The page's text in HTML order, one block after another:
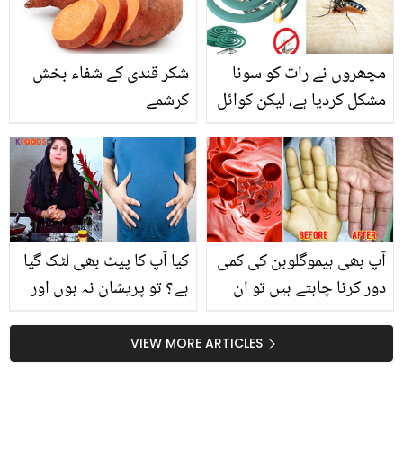
خدمت میں لگا ہے؟
ان کے بیٹے کو بُرا بھلا کہنا
شروع کردیا؟
شکر قندی کے شفاء بخش
کرشمے
مچھروں نے رات کو سونا
مشکل کردیا ہے، لیکن کوائل
کوائل جلائے بغیر مچھروں
کو بھگانے کا آسان طریقہ
کیا آپ کا پیٹ بھی لٹک گیا
ہے؟ تو پریشان نہ ہوں اور
بتایا ہوا وہ آسان طریقہ،
جو ڈائٹنگ کے بغیر سمارٹ
آپ بھی ہیموگلوبن کی کمی
دور کرنا چاہتے ہیں تو ان
خون کی کمی کو دور
کریں۔۔
VIEW MORE ARTICLES